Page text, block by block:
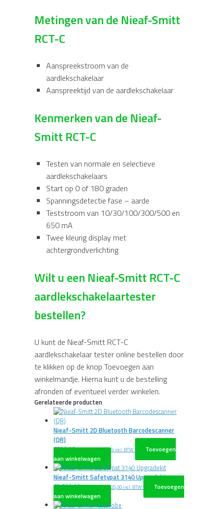
Metingen van de Nieaf-Smitt
RCT-C
Aanspreekstroom van de
aardlekschakelaar
Aanspreektijd van de aardlekschakelaar
Kenmerken van de Nieaf-
Smitt RCT-C
Testen van normale en selectieve
aardlekschakelaars
Start op 0 of 180 graden
Spanningsdetectie fase – aarde
Teststroom van 10/30/100/300/500 en
650 mA
Twee kleurig display met
achtergrondverlichting
Wilt u een Nieaf-Smitt RCT-C
aardlekschakelaartester
bestellen?
U kunt de Nieaf-Smitt RCT-C
aardlekschakelaar tester online bestellen door
te klikken op de knop Toevoegen aan
winkelmandje. Hierna kunt u de bestelling
afronden of eventueel verder winkelen.
Gerelateerde producten
Nieaf-Smitt 2D Bluetooth Barcodescanner
(QR)
€599,00 excl. BTW€724,79 incl. BTW
Toevoegen
aan winkelwagen
Nieaf-Smitt Safetypat 3140 Upgradekit
€2.500,00 excl. BTW€3.025,00 incl. BTW
Toevoegen
aan winkelwagen